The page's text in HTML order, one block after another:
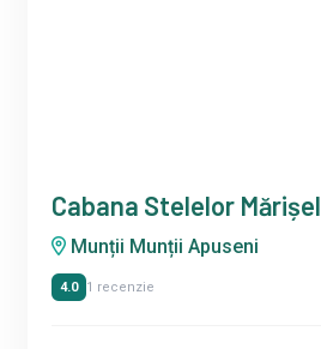
Cabana Stelelor Mărișel
Munții Munții Apuseni
4.0 1 recenzie